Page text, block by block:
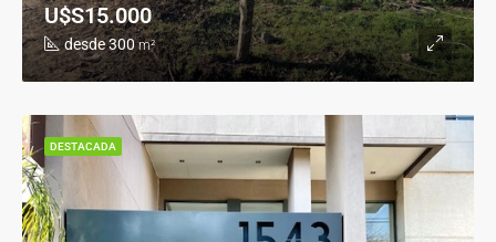
desde 300 m²
U$S15.000
DESTACADA